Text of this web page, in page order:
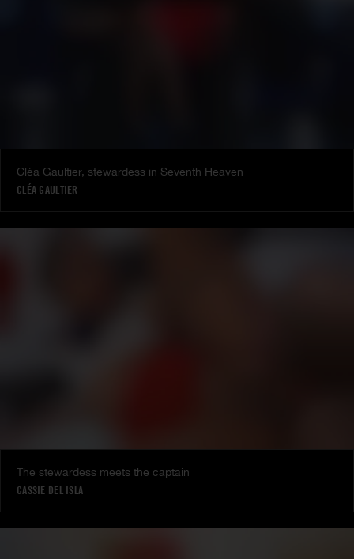
Cléa Gaultier, stewardess in Seventh Heaven
CLÉA GAULTIER
The stewardess meets the captain
CASSIE DEL ISLA